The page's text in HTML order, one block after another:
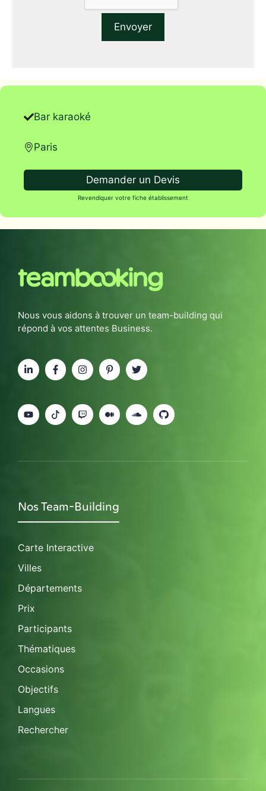
Bar karaoké
Paris
Demander un Devis
Revendiquer votre fiche établissement
Nous vous aidons à trouver un team-building qui
répond à vos attentes Business.
Nos Team-Building
Carte Interactive
Villes
Départements
Prix
Participants
Thématiques
Occasions
Objectifs
Langues
Rechercher